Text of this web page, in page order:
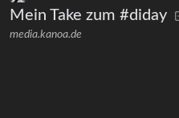
Mein Take zum #diday
media.kanoa.de